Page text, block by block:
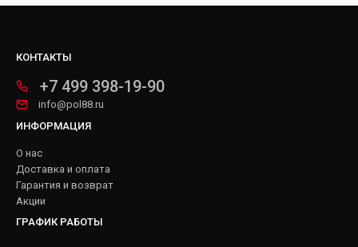
КОНТАКТЫ
+7 499 398-19-90
info@pol88.ru
ИНФОРМАЦИЯ
О нас
Доставка и оплата
Гарантия и возврат
Акции
ГРАФИК РАБОТЫ